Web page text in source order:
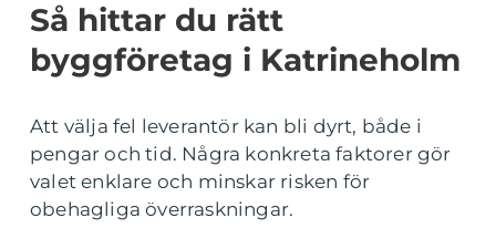
Så hittar du rätt
byggföretag i Katrineholm
Att välja fel leverantör kan bli dyrt, både i
pengar och tid. Några konkreta faktorer gör
valet enklare och minskar risken för
obehagliga överraskningar.